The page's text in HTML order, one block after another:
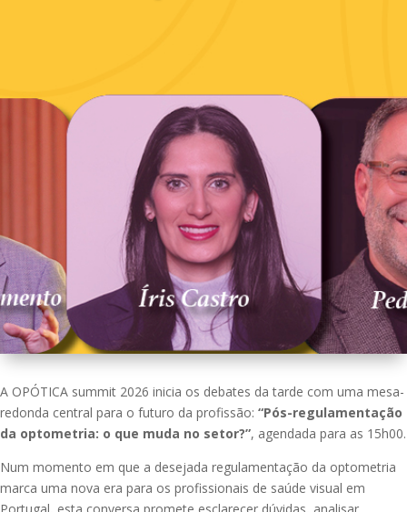
A OPÓTICA summit 2026 inicia os debates da tarde com uma mesa-
redonda central para o futuro da profissão: “Pós-regulamentação
da optometria: o que muda no setor?”, agendada para as 15h00.
Num momento em que a desejada regulamentação da optometria
marca uma nova era para os profissionais de saúde visual em